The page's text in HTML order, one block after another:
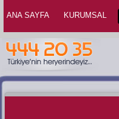
ANA SAYFA KURUMSAL